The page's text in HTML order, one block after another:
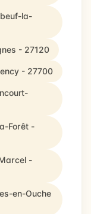
la-
- 27120
- 27700
Forêt -
-
en-Ouche